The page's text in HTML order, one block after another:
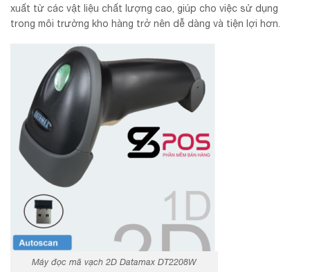
xuất từ các vật liệu chất lượng cao, giúp cho việc sử dụng
trong môi trường kho hàng trở nên dễ dàng và tiện lợi hơn.
Máy đọc mã vạch 2D Datamax DT2208W